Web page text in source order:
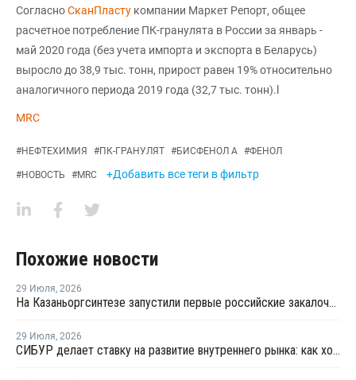
СогласноСканПласту компании Маркет Репорт, общее
расчетное потребление ПК-гранулята в России за январь -
май 2020 года (без учета импорта и экспорта в Беларусь)
выросло до 38,9 тыс. тонн, прирост равен 19% относительно
аналогичного периода 2019 года (32,7 тыс. тонн).l
MRC
#НЕФТЕХИМИЯ #ПК-ГРАНУЛЯТ #БИСФЕНОЛ А #ФЕНОЛ
#НОВОСТЬ #MRC +Добавить все теги в фильтр
Похожие новости
29 Июля, 2026
На Казаньоргсинтезе запустили первые российские закалочно-испарительные аппараты
29 Июля, 2026
СИБУР делает ставку на развитие внутреннего рынка: как холдинг стимулирует спрос на полимеры в ритейле